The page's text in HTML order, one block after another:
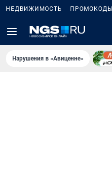
НЕДВИЖИМОСТЬ ПРОМОКОДЫ
Нарушения в «Авиценне»